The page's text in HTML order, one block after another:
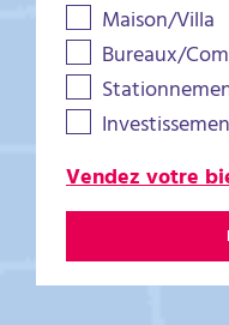
Maison/Villa
Bureaux/
Vendez votre